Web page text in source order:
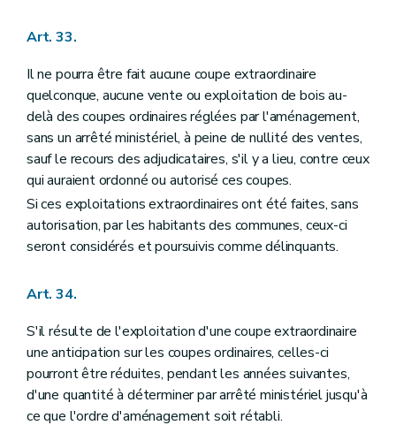
Art. 33.
Il ne pourra être fait aucune coupe extraordinaire
quelconque, aucune vente ou exploitation de bois au-
delà des coupes ordinaires réglées par l'aménagement,
sans un arrêté ministériel, à peine de nullité des ventes,
sauf le recours des adjudicataires, s'il y a lieu, contre ceux
qui auraient ordonné ou autorisé ces coupes.
Si ces exploitations extraordinaires ont été faites, sans
autorisation, par les habitants des communes, ceux-ci
seront considérés et poursuivis comme délinquants.
Art. 34.
S'il résulte de l'exploitation d'une coupe extraordinaire
une anticipation sur les coupes ordinaires, celles-ci
pourront être réduites, pendant les années suivantes,
d'une quantité à déterminer par arrêté ministériel jusqu'à
ce que l'ordre d'aménagement soit rétabli.